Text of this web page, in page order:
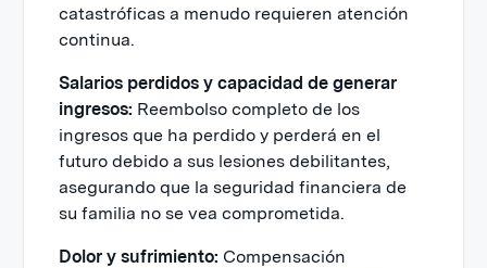
catastróficas a menudo requieren atención
continua.
Salarios perdidos y capacidad de generar
ingresos: Reembolso completo de los
ingresos que ha perdido y perderá en el
futuro debido a sus lesiones debilitantes,
asegurando que la seguridad financiera de
su familia no se vea comprometida.
Dolor y sufrimiento: Compensación